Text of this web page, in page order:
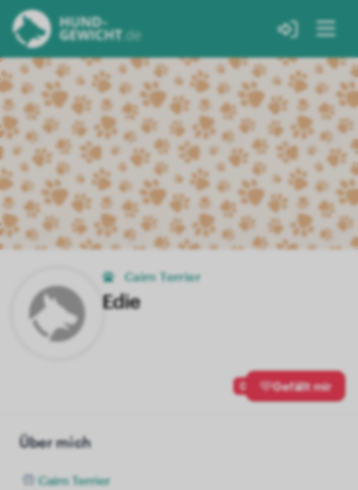
Cairn Terrier
Edie
0 Gefällt mir
Über mich
Cairn Terrier